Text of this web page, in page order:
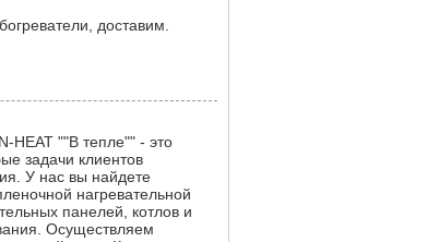
доставим.
HEAT ""В тепле"" - это
задачи клиентов
У нас вы найдете
нагревательной
панелей, котлов и
Осуществляем